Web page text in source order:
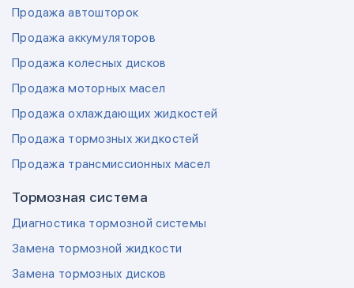
Продажа автошторок
Продажа аккумуляторов
Продажа колесных дисков
Продажа моторных масел
Продажа охлаждающих жидкостей
Продажа тормозных жидкостей
Продажа трансмиссионных масел
Тормозная система
Диагностика тормозной системы
Замена тормозной жидкости
Замена тормозных дисков